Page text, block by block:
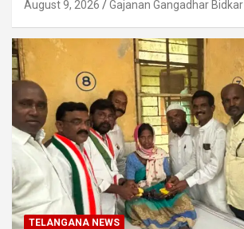
August 9, 2026 Gajanan Gangadhar Bidkar
TELANGANA NEWS